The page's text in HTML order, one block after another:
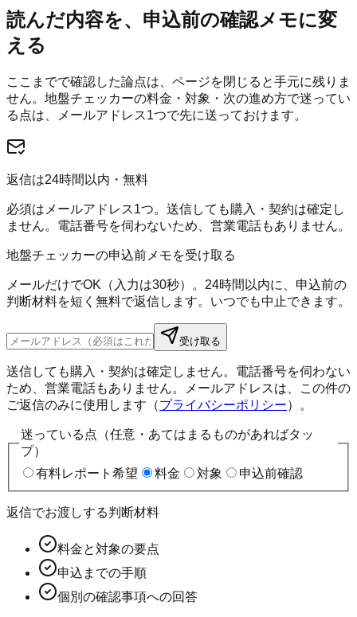
読んだ内容を、申込前の確認メモに変
える
ここまでで確認した論点は、ページを閉じると手元に残りま
せん。 地盤チェッカーの料金・対象・次の進め方で迷ってい
る点は、メールアドレス1つで先に送っておけます。
返信は24時間以内・無料
必須はメールアドレス1つ。送信しても購入・契約は確定し
ません。電話番号を伺わないため、営業電話もありません。
地盤チェッカーの申込前メモを受け取る
メールだけでOK（入力は30秒）。24時間以内に、申込前の
判断材料を短く無料で返信します。いつでも中止できます。
受け取る
送信しても購入・契約は確定しません。電話番号を伺わない
ため、営業電話もありません。メールアドレスは、この件の
ご返信のみに使用します（プライバシーポリシー）。
迷っている点（任意・あてはまるものがあればタッ
プ）
有料レポート希望
料金 対象 申込前確認
返信でお渡しする判断材料
料金と対象の要点
申込までの手順
個別の確認事項への回答